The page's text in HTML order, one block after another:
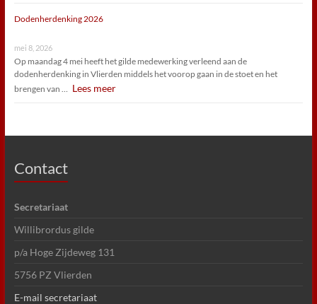
Dodenherdenking 2026
mei 8, 2026
Op maandag 4 mei heeft het gilde medewerking verleend aan de
dodenherdenking in Vlierden middels het voorop gaan in de stoet en het
brengen van …
Lees meer
Contact
Secretariaat
Willibrordus gilde
p/a Hoge Zijdeweg 131
5756 PZ Vlierden
E-mail secretariaat